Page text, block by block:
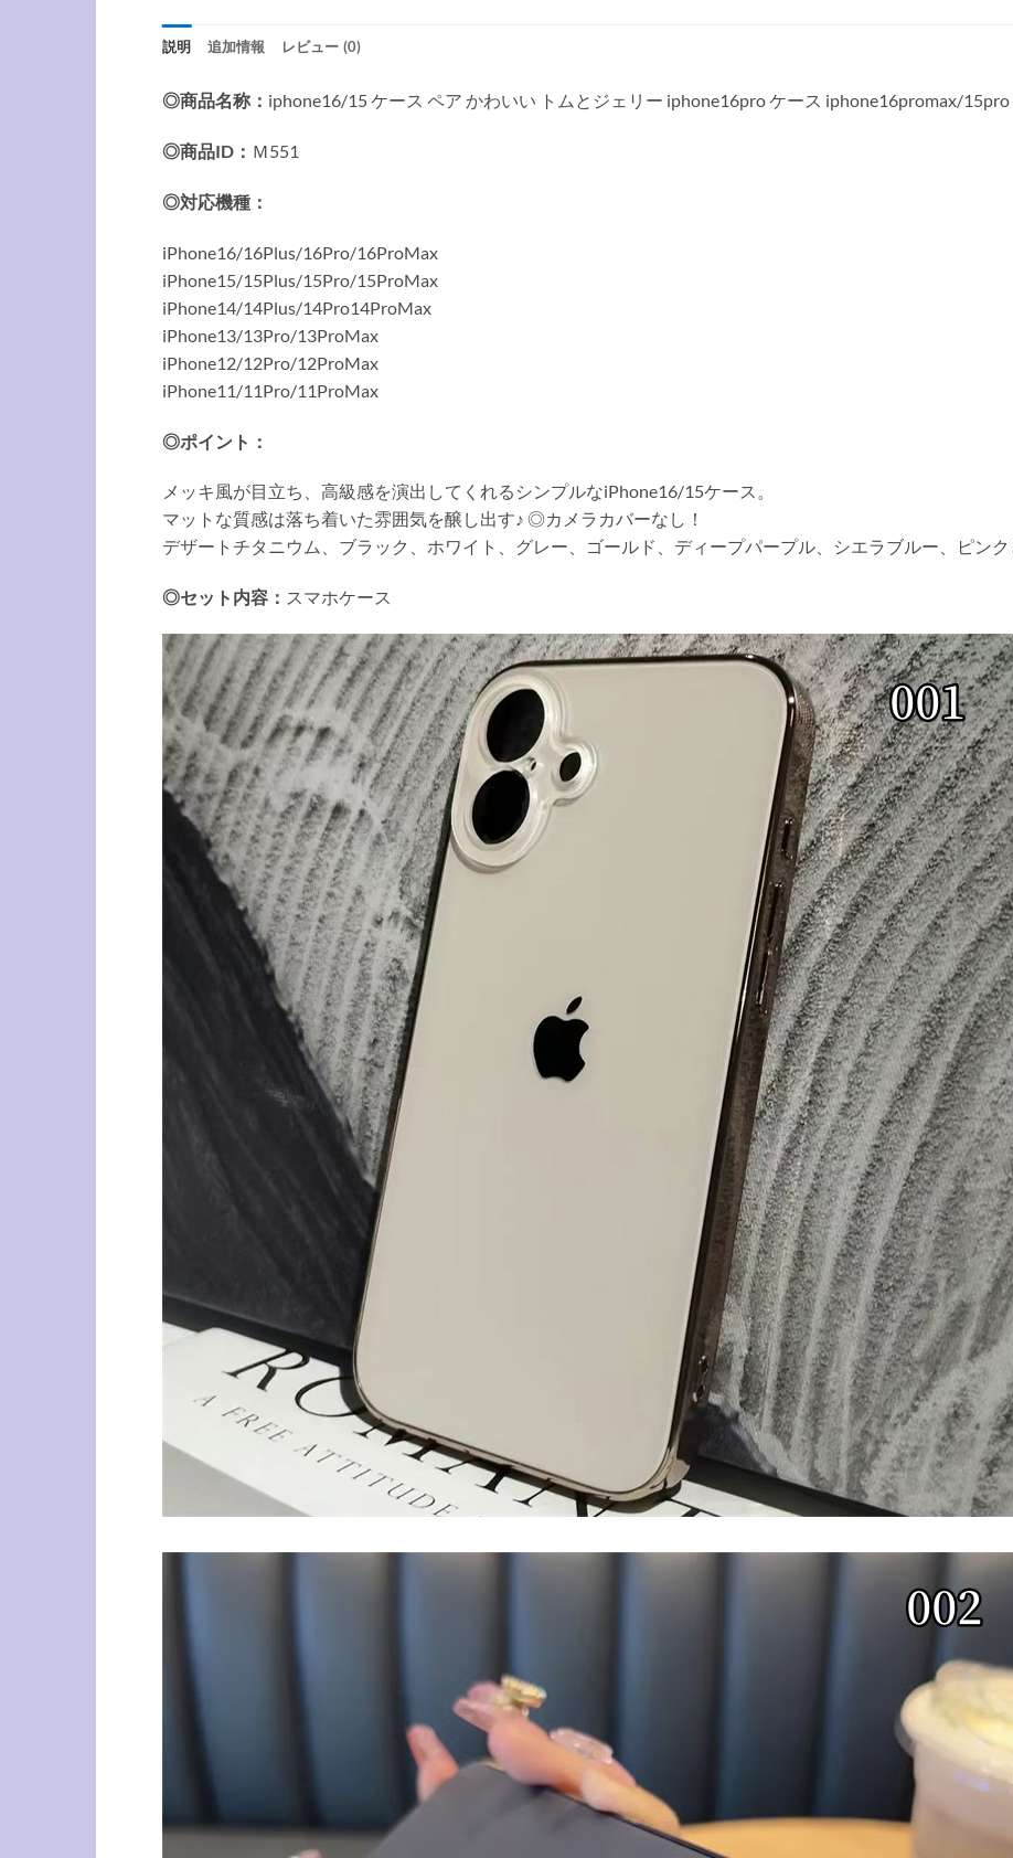
説明 追加情報 レビュー (0)
◎商品名称： iphone16/15 ケース ペア かわいい トムとジェリー iphone16pro ケース iphone16promax/
◎商品ID： Ｍ551
◎対応機種：
iPhone16/16Plus/16Pro/16ProMax
iPhone15/15Plus/15Pro/15ProMax
iPhone14/14Plus/14Pro14ProMax
iPhone13/13Pro/13ProMax
iPhone12/12Pro/12ProMax
iPhone11/11Pro/11ProMax
◎ポイント：
メッキ風が目立ち、高級感を演出してくれるシンプルなiPhone16/15ケース。
マットな質感は落ち着いた雰囲気を醸し出す♪ ◎カメラカバーなし！
デザートチタニウム、ブラック、ホワイト、グレー、ゴールド、ディープパープル、シエラブルー、ピンク
◎セット内容： スマホケース